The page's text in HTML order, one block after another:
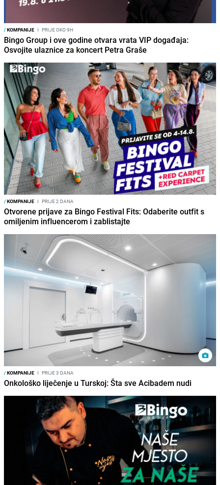
/KOMPANIJE I PRIJE OKO 9H
Bingo Group i ove godine otvara vrata VIP događaja:
Osvojite ulaznice za koncert Petra Graše
/KOMPANIJE I PRIJE 2 DANA
Otvorene prijave za Bingo Festival Fits: Odaberite outfit s
omiljenim influencerom i zablistajte
/KOMPANIJE I PRIJE 3 DANA
Onkološko liječenje u Turskoj: Šta sve Acibadem nudi